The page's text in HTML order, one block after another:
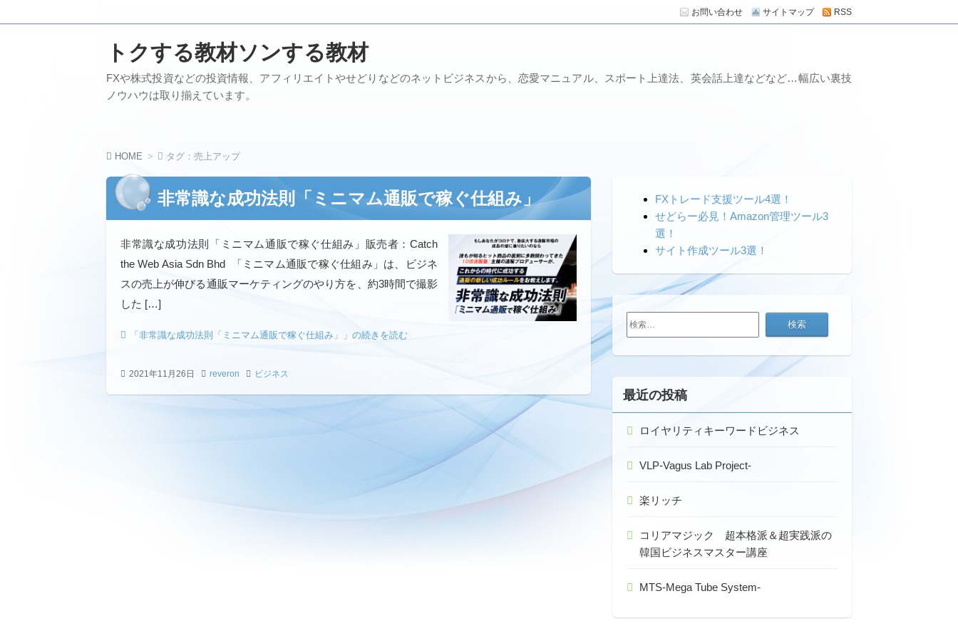
お問い合わせ サイトマップ RSS
トクする教材ソンする教材
FXや株式投資などの投資情報、アフィリエイトやせどりなどのネットビジネスから、恋愛マニュアル、スポート上達法、英会話上達などなど…幅広い裏技
ノウハウは取り揃えています。
HOME タグ：売上アップ
非常識な成功法則「ミニマム通販で稼ぐ仕組み」
非常識な成功法則「ミニマム通販で稼ぐ仕組み」販売者：Catch
the Web Asia Sdn Bhd 「ミニマム通販で稼ぐ仕組み」は、ビジネ
スの売上が伸びる通販マーケティングのやり方を、約3時間で撮影
した […]
「非常識な成功法則「ミニマム通販で稼ぐ仕組み」」の続きを読む
2021年11月26日 reveron ビジネス
FXトレード支援ツール4選！
せどらー必見！Amazon管理ツール3
選！
サイト作成ツール3選！
検
索:
最近の投稿
ロイヤリティキーワードビジネス
VLP-Vagus Lab Project-
楽リッチ
コリアマジック 超本格派＆超実践派の
韓国ビジネスマスター講座
MTS-Mega Tube System-